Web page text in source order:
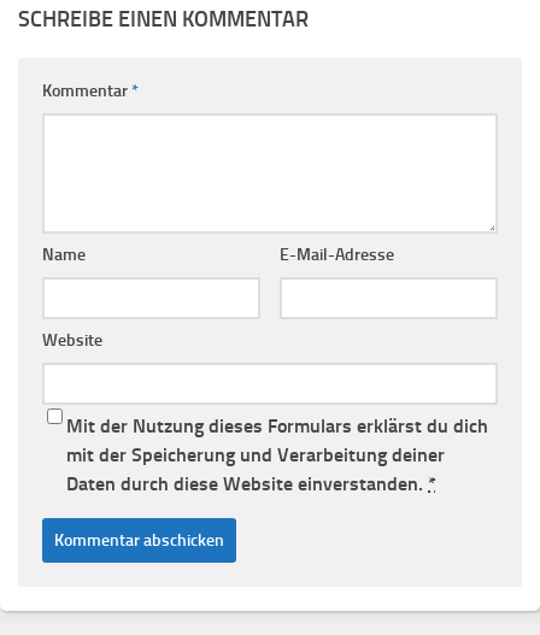
SCHREIBE EINEN KOMMENTAR
Kommentar*
Name E-Mail-Adresse
Website
Mit der Nutzung dieses Formulars erklärst du dich
mit der Speicherung und Verarbeitung deiner
Daten durch diese Website einverstanden. *